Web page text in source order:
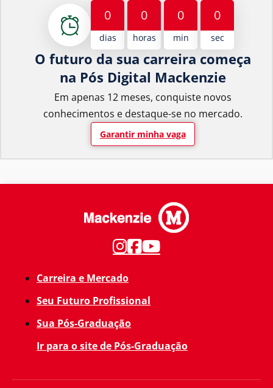
0
dias
0
horas
0
min
0
sec
O futuro da sua carreira começa
na Pós Digital Mackenzie
Em apenas 12 meses, conquiste novos
conhecimentos e destaque-se no mercado.
Garantir minha vaga
Carreira e Mercado
Seu Futuro Profissional
Sua Pós-Graduação
Ir para o site de Pós-Graduação